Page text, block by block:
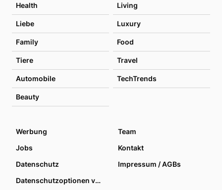
Health Living
Liebe Luxury
Family Food
Tiere Travel
Automobile TechTrends
Beauty
Werbung
Team
Jobs
Kontakt
Datenschutz
Impressum / AGBs
Datenschutzoptionen verwalten